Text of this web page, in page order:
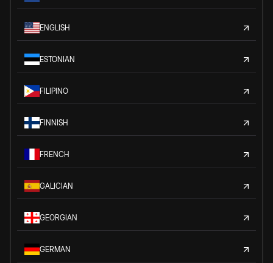
ENGLISH
ESTONIAN
FILIPINO
FINNISH
FRENCH
GALICIAN
GEORGIAN
GERMAN